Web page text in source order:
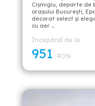
Cișmigiu, departe de
orașului București,
decorat select și
cu aer …
Începând de la
951 RON